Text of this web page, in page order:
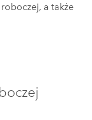
a także